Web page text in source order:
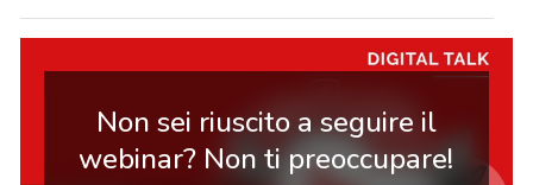
Non sei riuscito a seguire il
webinar? Non ti preoccupare!